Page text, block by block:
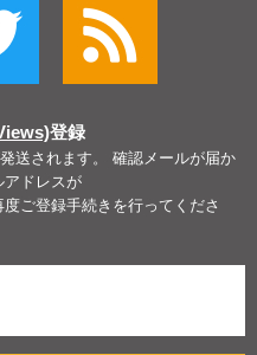
登録
送されます。 確認メールが届か
アドレスが
ご登録手続きを行ってくださ